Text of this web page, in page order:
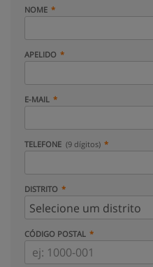
NOME
APELIDO
E-MAIL
TELEFONE (9 dígitos)
DISTRITO
CÓDIGO POSTAL